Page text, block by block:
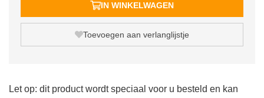
IN WINKELWAGEN
Toevoegen aan verlanglijstje
Let op: dit product wordt speciaal voor u besteld en kan